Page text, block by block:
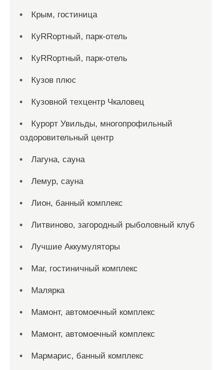
Крым, гостиница
КуRRортный, парк-отель
КуRRортный, парк-отель
Кузов плюс
Кузовной техцентр Чкаловец
Курорт Увильды, многопрофильный
оздоровительный центр
Лагуна, сауна
Лемур, сауна
Лион, банный комплекс
Литвиново, загородный рыболовный клуб
Лучшие Аккумуляторы
Маг, гостиничный комплекс
Малярка
Мамонт, автомоечный комплекс
Мамонт, автомоечный комплекс
Мармарис, банный комплекс